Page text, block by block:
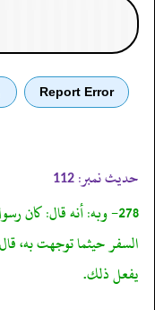
Report Error
حدیث نمبر: 112
278- وبه: أنه قال: كان
السفر حيثما توجهت به،
يفعل ذلك.